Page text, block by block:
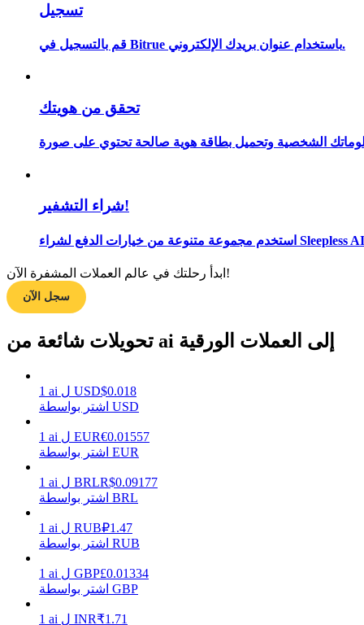
معلومة
مرشد
دليل المبتدئين للعقود الآجلة
استراتيجيات التداول
تعلم كيفية البقاء مربحة
تسجيل
قم بالتسجيل في Bitrue باستخدام عنوان بريدك الإلكتروني.
تحقق من هويتك
شراء التشفير!
ابدأ رحلتك في عالم العملات المشفرة الآن!
سجل الآن
تحويلات شائعة من ai إلى العملات الورقية
1 ai ل USD$0.018
اشتر بواسطة USD
1 ai ل EUR€0.01557
اشتر بواسطة EUR
1 ai ل BRLR$0.09177
اشتر بواسطة BRL
1 ai ل RUB₽1.47
اشتر بواسطة RUB
1 ai ل GBP£0.01334
اشتر بواسطة GBP
1 ai ل INR₹1.71